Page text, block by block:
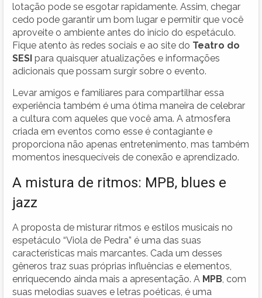
lotação pode se esgotar rapidamente. Assim, chegar
cedo pode garantir um bom lugar e permitir que você
aproveite o ambiente antes do início do espetáculo.
Fique atento às redes sociais e ao site do Teatro do
SESI para quaisquer atualizações e informações
adicionais que possam surgir sobre o evento.
Levar amigos e familiares para compartilhar essa
experiência também é uma ótima maneira de celebrar
a cultura com aqueles que você ama. A atmosfera
criada em eventos como esse é contagiante e
proporciona não apenas entretenimento, mas também
momentos inesquecíveis de conexão e aprendizado.
A mistura de ritmos: MPB, blues e
jazz
A proposta de misturar ritmos e estilos musicais no
espetáculo “Viola de Pedra” é uma das suas
características mais marcantes. Cada um desses
gêneros traz suas próprias influências e elementos,
enriquecendo ainda mais a apresentação. A MPB , com
suas melodias suaves e letras poéticas, é uma